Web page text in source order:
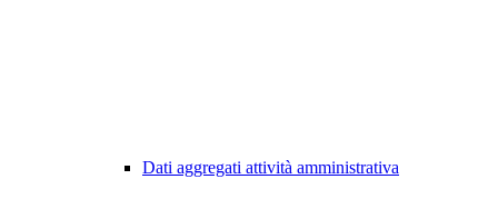
Dati aggregati attività amministrativa